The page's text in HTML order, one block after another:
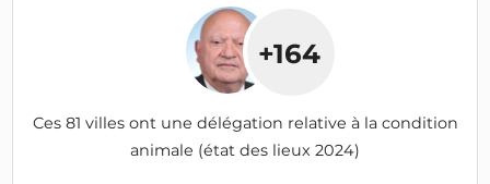
+164
Ces 81 villes ont une délégation relative à la condition
animale (état des lieux 2024)